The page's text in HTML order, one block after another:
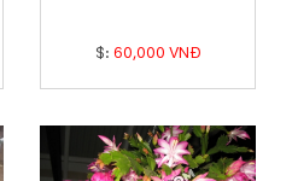
$: 60,000 VNĐ